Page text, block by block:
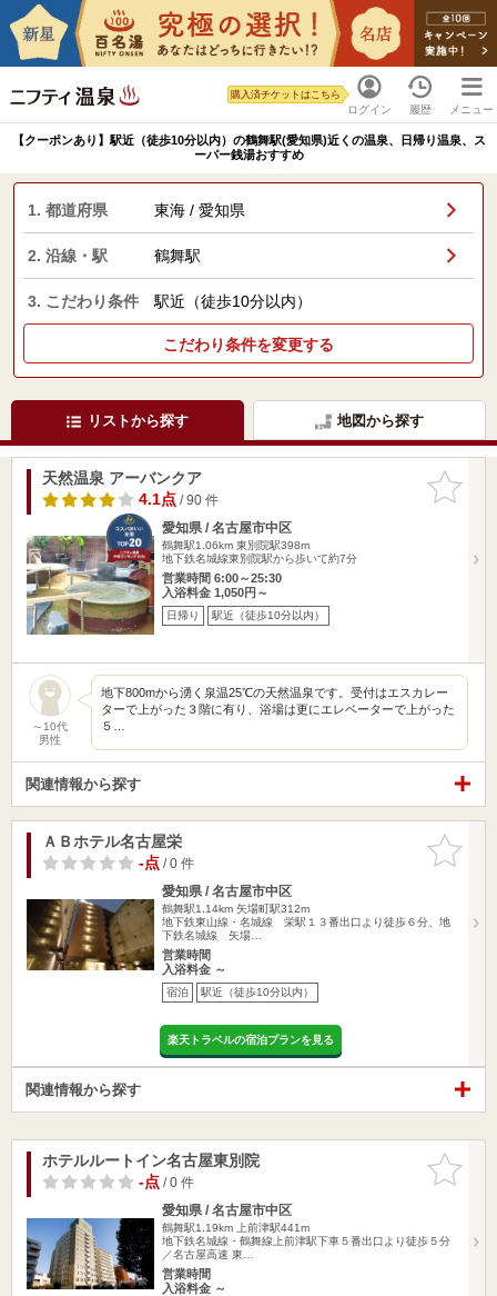
ログイン
購入済チケットはこちら
履歴 メニュー
【クーポンあり】駅近（徒歩10分以内）の鶴舞駅(愛知県)近くの温泉、日帰り温泉、ス
ーパー銭湯おすすめ
1. 都道府県 東海 / 愛知県
2. 沿線・駅 鶴舞駅
3. こだわり条件 駅近（徒歩10分以内）
こだわり条件を変更する
リストから探す 地図から探す
お気に入
りに追加
天然温泉 アーバンクア
4.1点/ 90 件
愛知県 / 名古屋市中区
鶴舞駅1.06km 東別院駅398m
地下鉄名城線東別院駅から歩いて約7分
営業時間 6:00～25:30
入浴料金 1,050円～
日帰り 駅近（徒歩10分以内）
～10代
男性
地下800mから湧く泉温25℃の天然温泉です。受付はエスカレー
ターで上がった３階に有り、浴場は更にエレベーターで上がった
５…
関連情報から探す
お気に入
りに追加
ＡＢホテル名古屋栄
-点/ 0 件
愛知県 / 名古屋市中区
鶴舞駅1.14km 矢場町駅312m
地下鉄東山線・名城線 栄駅１３番出口より徒歩６分、地
下鉄名城線 矢場…
営業時間
入浴料金 ～
宿泊 駅近（徒歩10分以内）
楽天トラベルの宿泊プランを見る
関連情報から探す
お気に入
りに追加
ホテルルートイン名古屋東別院
-点/ 0 件
愛知県 / 名古屋市中区
鶴舞駅1.19km
上前津駅441m
地下鉄名城線・鶴舞線上前津駅下車５番出口より徒歩５分
／名古屋高速 東…
営業時間
入浴料金 ～